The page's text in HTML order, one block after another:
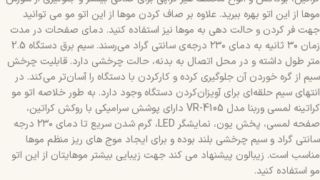
موها از این اتو بهره ببرید. علاوه بر صاف کردن موها از این اتو مو می توانید
جهت فر کردن و حالت دهی به موها نیز استفاده کنید. دمای صفحات در مدت‌
زمان ۳۰ ثانیه به دمای ۲۳۰ درجه‌ی سانتی ‌گراد می‌رسند. سیم برق دستگاه 2.5
متر طول داشته و در محل اتصال به بدنه، حالت چرخشی دارد. قابلیت چرخش
سیم از گره‌ خوردن آن جلوگیری کرده و کارکردن با دستگاه را آسان‌تر می‌کند. در
انتهای سیم حلقه‌ای برای آویزان‌کردن دستگاه وجود دارد. به طور خلاصه اتو مو
کراتینه لمسی وربنا مدل VR-4105 دارای پوشش سرامیکی با روکش کراتین،
صفحه لمسی، پخش یون، نمایشگر LED، گرم شدن سریع تا دمای ۲۳۰ درجه
سانتی گراد و سیم چرخشی بلند بوده و برای ایجاد موج های ریز منظم موها
مناسب است. زیبالون پیشنهاد می کند جهت زیبایی بیشتر موهایتان از این اتو
مو استفاده کنید.